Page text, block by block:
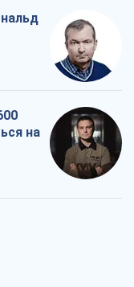
на